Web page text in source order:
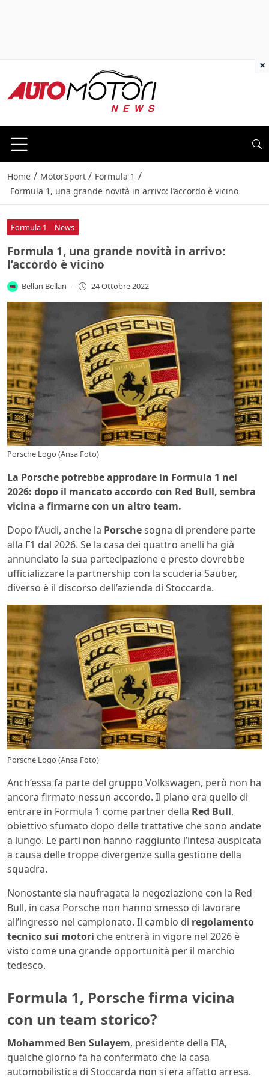
Home / MotorSport / Formula 1 /
Formula 1, una grande novità in arrivo: l’accordo è vicino
Formula 1 News
Formula 1, una grande novità in arrivo:
l’accordo è vicino
Bellan Bellan - 24 Ottobre 2022
Porsche Logo (Ansa Foto)
La Porsche potrebbe approdare in Formula 1 nel
2026: dopo il mancato accordo con Red Bull, sembra
vicina a firmarne con un altro team.
Dopo l’Audi, anche la Porschesogna di prendere parte
alla F1 dal 2026. Se la casa dei quattro anelli ha già
annunciato la sua partecipazione e presto dovrebbe
ufficializzare la partnership con la scuderia Sauber,
diverso è il discorso dell’azienda di Stoccarda.
Porsche Logo (Ansa Foto)
Anch’essa fa parte del gruppo Volkswagen, però non ha
ancora firmato nessun accordo. Il piano era quello di
entrare in Formula 1 come partner della Red Bull,
obiettivo sfumato dopo delle trattative che sono andate
a lungo. Le parti non hanno raggiunto l’intesa auspicata
a causa delle troppe divergenze sulla gestione della
squadra.
Nonostante sia naufragata la negoziazione con la Red
Bull, in casa Porsche non hanno smesso di lavorare
all’ingresso nel campionato. Il cambio di regolamento
tecnico sui motori che entrerà in vigore nel 2026 è
visto come una grande opportunità per il marchio
tedesco.
Formula 1, Porsche firma vicina
con un team storico?
Mohammed Ben Sulayem, presidente della FIA,
qualche giorno fa ha confermato che la casa
automobilistica di Stoccarda non si era affatto arresa.
×